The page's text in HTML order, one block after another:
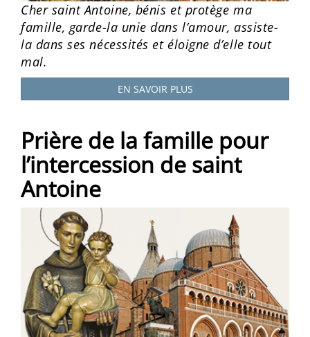
Cher saint Antoine, bénis et protège ma
famille, garde-la unie dans l’amour, assiste-
la dans ses nécessités et éloigne d’elle tout
mal.
EN SAVOIR PLUS
Prière de la famille pour
l’intercession de saint
Antoine